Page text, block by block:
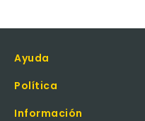
Ayuda
Política
Información